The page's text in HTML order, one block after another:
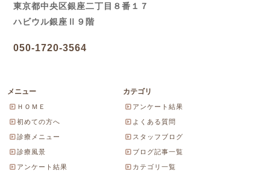
東京都中央区銀座二丁目８番１７
ハビウル銀座Ⅱ９階
050-1720-3564
メニュー
ＨＯＭＥ
初めての方へ
診療メニュー
診療風景
アンケート結果
カテゴリ
アンケート結果
よくある質問
スタッフブログ
ブログ記事一覧
カテゴリ一覧